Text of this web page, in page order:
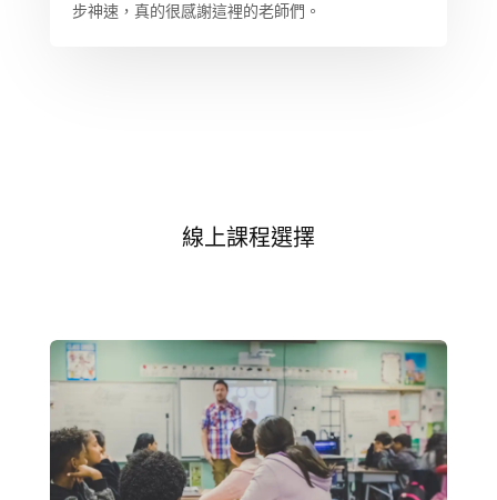
步神速，真的很感謝這裡的老師們。
線上課程選擇